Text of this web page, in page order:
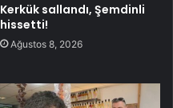
Kerkük sallandı, Şemdinli
hissetti!
Ağustos 8, 2026